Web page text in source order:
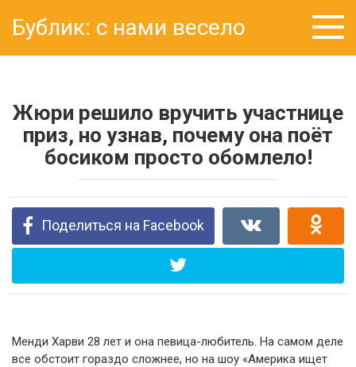
контенту
Бублик: с нами весело
Жюри решило вручить участнице
приз, но узнав, почему она поёт
босиком просто обомлело!
Поделиться на Facebook
Менди Харви 28 лет и она певица-любитель. На самом деле
все обстоит гораздо сложнее, но на шоу «Америка ищет